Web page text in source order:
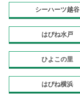
シーハーツ越谷
はぴね水戸
ひよこの里
はぴね横浜